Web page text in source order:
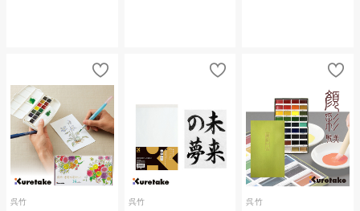
呉竹
呉竹
呉竹